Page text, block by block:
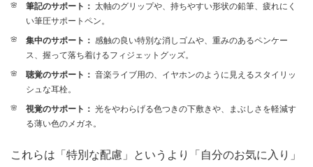
筆記のサポート： 太軸のグリップや、持ちやすい形状の鉛筆、疲れにく
い筆圧サポートペン。
集中のサポート： 感触の良い特別な消しゴムや、重みのあるペンケー
ス、握って落ち着けるフィジェットグッズ。
聴覚のサポート： 音楽ライブ用の、イヤホンのように見えるスタイリッ
シュな耳栓。
視覚のサポート： 光をやわらげる色つきの下敷きや、まぶしさを軽減す
る薄い色のメガネ。
これらは「特別な配慮」というより「自分のお気に入り」